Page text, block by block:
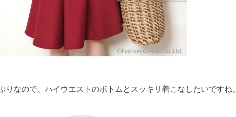
りなので、ハイウエストのボトムとスッキリ着こなしたいですね。